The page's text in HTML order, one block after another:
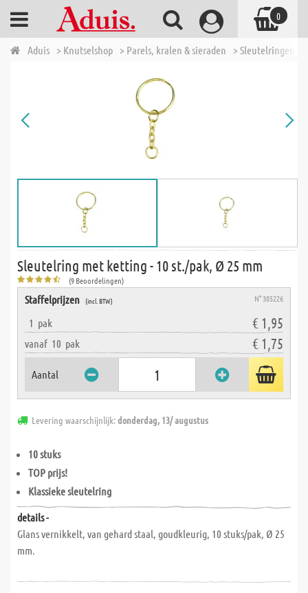
Aduis > Knutselshop > Parels, kralen & sieraden > Sleutelringen
Sleutelring met ketting - 10 st./pak, Ø 25 mm
(9 Beoordelingen)
Staffelprijzen (incl. BTW) N° 305226
1 pak € 1,95
vanaf 10 pak € 1,75
Aantal
Levering waarschijnlijk:donderdag, 13/ augustus
10 stuks
TOP prijs!
Klassieke sleutelring
details -
Glans vernikkelt, van gehard staal, goudkleurig, 10 stuks/pak, Ø 25
mm.
0